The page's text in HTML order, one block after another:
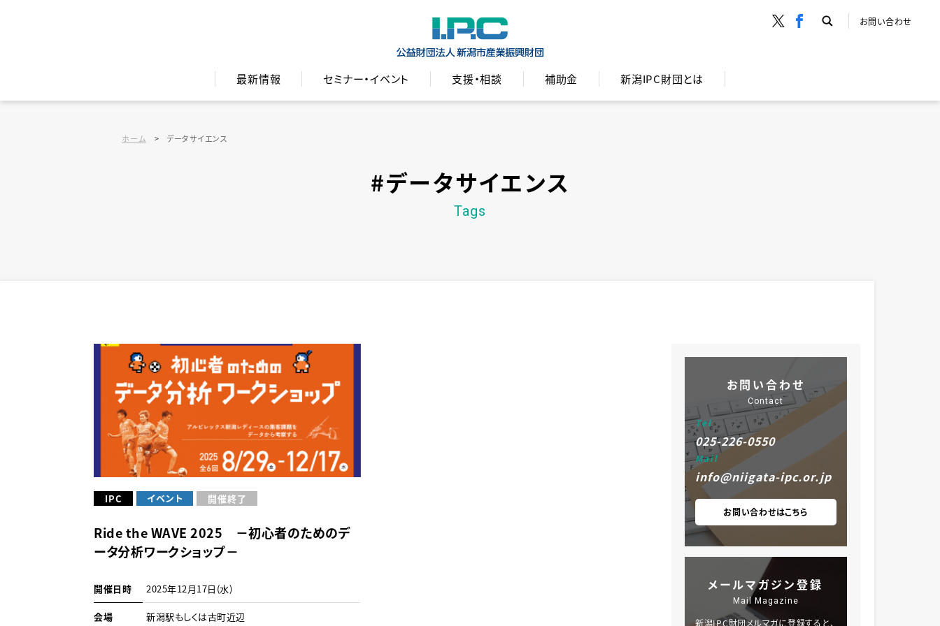
お問い合わせ
最新情報 セミナー・イベント 支援・相談 補助金 新潟IPC財団とは
ホーム > データサイエンス
#データサイエンス
IPC イベント 開催終了
Ride the WAVE 2025 －初心者のためのデ
ータ分析ワークショップ－
開催日時 2025年12月17日(水)
会場 新潟駅もしくは古町近辺
お問い合わせ
Contact
Tel
025-226-0550
Mail
info@niigata-ipc.or.jp
お問い合わせはこちら
メールマガジン登録
Mail Magazine
新潟IPC財団メルマガに登録すると、